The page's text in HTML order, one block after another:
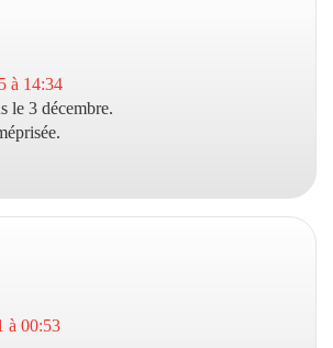
à 14:34
le 3 décembre.
à 00:53